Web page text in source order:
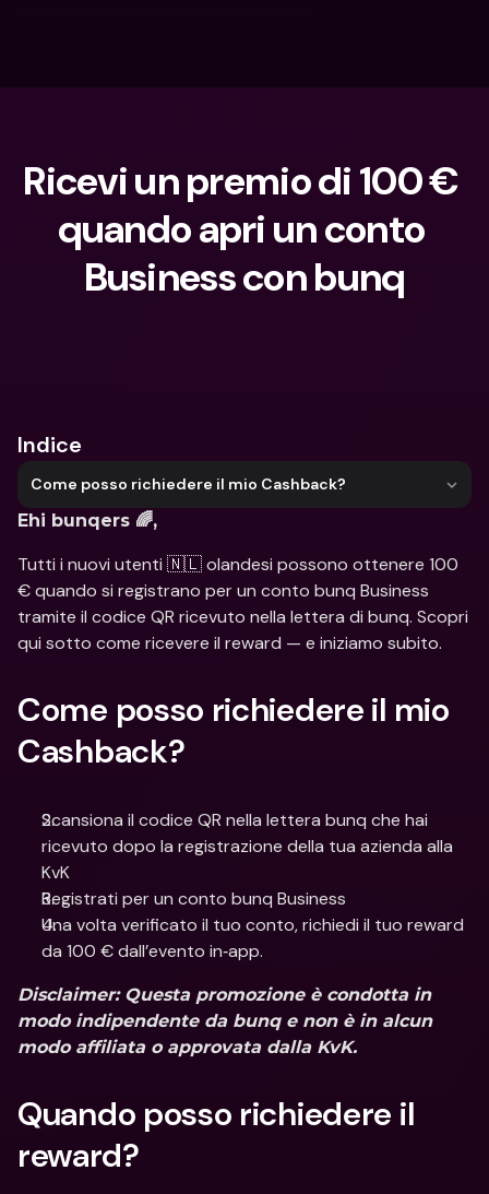
Ricevi un premio di 100 €
quando apri un conto
Business con bunq
Indice
Come posso richiedere il mio Cashback?
Ehi bunqers 🌈,
Tutti i nuovi utenti 🇳🇱 olandesi possono ottenere 100
€ quando si registrano per un conto bunq Business
tramite il codice QR ricevuto nella lettera di bunq. Scopri
qui sotto come ricevere il reward — e iniziamo subito.
Come posso richiedere il mio
Cashback?
Scansiona il codice QR nella lettera bunq che hai
ricevuto dopo la registrazione della tua azienda alla
KvK
Registrati per un conto bunq Business
Una volta verificato il tuo conto, richiedi il tuo reward
da 100 € dall’evento in‑app.
Disclaimer: Questa promozione è condotta in
modo indipendente da bunq e non è in alcun
modo affiliata o approvata dalla KvK.
Quando posso richiedere il
reward?